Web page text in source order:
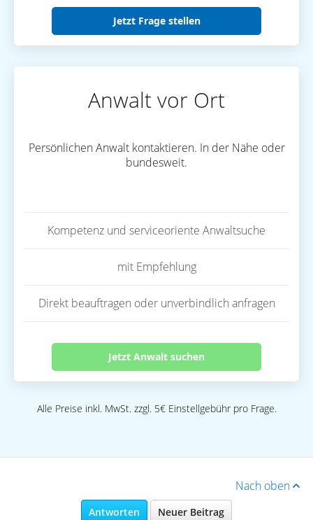
Jetzt Frage stellen
Anwalt vor Ort
Persönlichen Anwalt kontaktieren. In der Nähe oder
bundesweit.
Kompetenz und serviceoriente Anwaltsuche
mit Empfehlung
Direkt beauftragen oder unverbindlich anfragen
Jetzt Anwalt suchen
Alle Preise inkl. MwSt. zzgl. 5€ Einstellgebühr pro Frage.
Nach oben
Antworten Neuer Beitrag